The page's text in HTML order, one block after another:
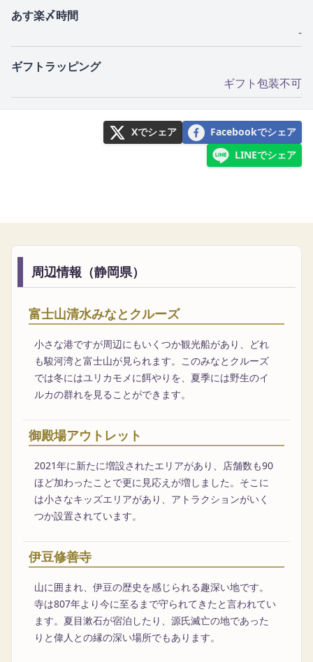
あす楽〆時間
-
ギフトラッピング
ギフト包装不可
Xでシェア
Facebookでシェア
LINEでシェア
周辺情報（静岡県）
富士山清水みなとクルーズ
小さな港ですが周辺にもいくつか観光船があり、どれ
も駿河湾と富士山が見られます。このみなとクルーズ
では冬にはユリカモメに餌やりを、夏季には野生のイ
ルカの群れを見ることができます。
御殿場アウトレット
2021年に新たに増設されたエリアがあり、店舗数も90
ほど加わったことで更に見応えが増しました。そこに
は小さなキッズエリアがあり、アトラクションがいく
つか設置されています。
伊豆修善寺
山に囲まれ、伊豆の歴史を感じられる趣深い地です。
寺は807年より今に至るまで守られてきたと言われてい
ます。夏目漱石が宿泊したり、源氏滅亡の地であった
りと偉人との縁の深い場所でもあります。